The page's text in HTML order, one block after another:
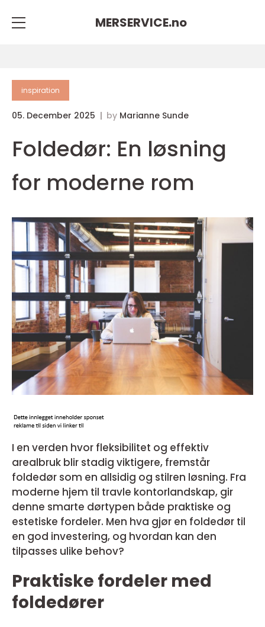
MERSERVICE.no
inspiration
05. December 2025 by Marianne Sunde
Foldedør: En løsning
for moderne rom
I en verden hvor fleksibilitet og effektiv
arealbruk blir stadig viktigere, fremstår
foldedør som en allsidig og stilren løsning. Fra
moderne hjem til travle kontorlandskap, gir
denne smarte dørtypen både praktiske og
estetiske fordeler. Men hva gjør en foldedør til
en god investering, og hvordan kan den
tilpasses ulike behov?
Praktiske fordeler med
foldedører